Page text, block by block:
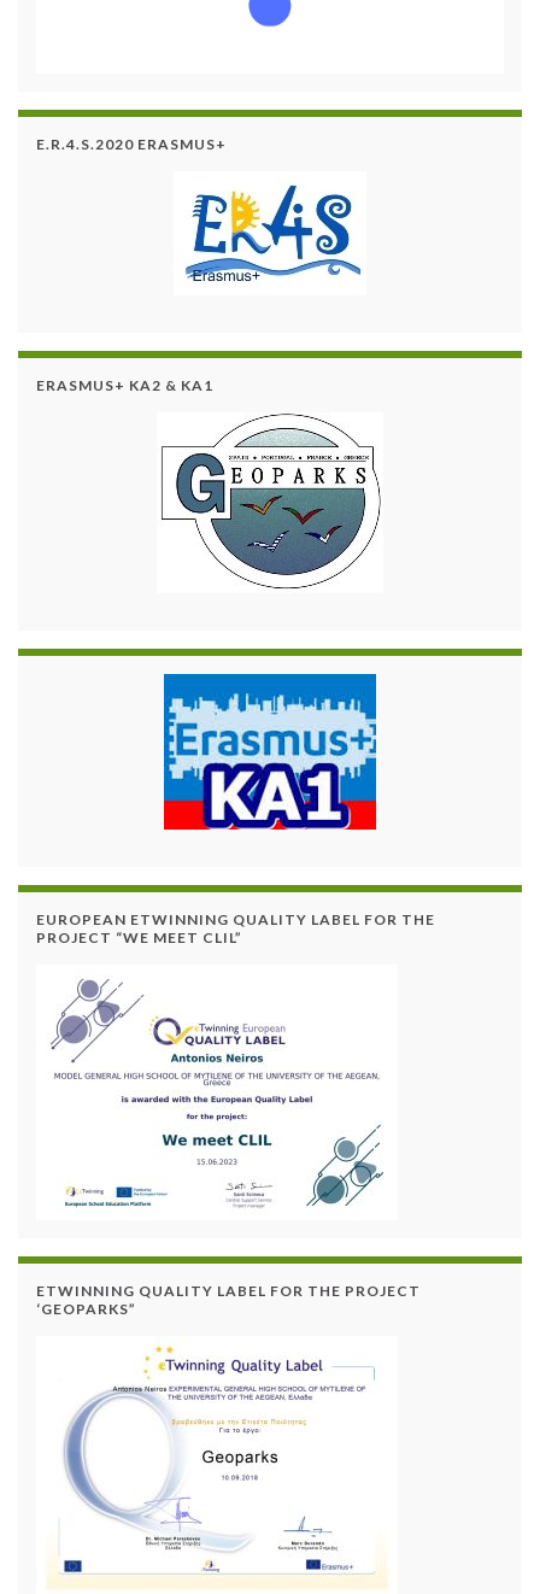
E.R.4.S.2020 ERASMUS+
ERASMUS+ KA2 & KA1
EUROPEAN ETWINNING QUALITY LABEL FOR THE
PROJECT “WE MEET CLIL”
ETWINNING QUALITY LABEL FOR THE PROJECT
‘GEOPARKS”